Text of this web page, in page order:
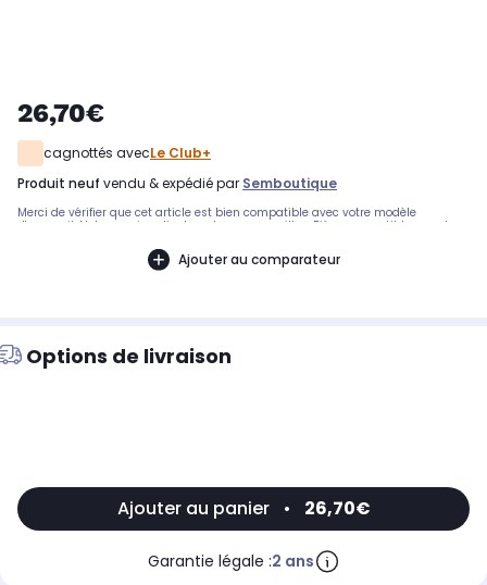
26,70€
cagnottés avecLe Club+
produit neuf vendu & expédié par Semboutique
Merci de vérifier que cet article est bien compatible avec votre modèle
d'appareil. Notre service client peut vous conseiller. .Pièce compatible avec les
RL41PCPS, RL41PCIH1XEO 0000, RL41PTIH1XEF 0000, RL41PCPS - RL41PCPS1/XEF,
RL41PTPS1 - RL41PTPS1/XEF.0000, RL41PTSW1 - RL41PTSW1/XEF.0000, RL44PCPS1 -
Ajouter au comparateur
Options de livraison
Ajouter au panier • 26,70€
Garantie légale :2 ans